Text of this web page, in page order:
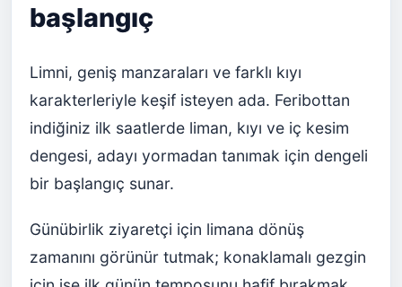
başlangıç
Limni, geniş manzaraları ve farklı kıyı
karakterleriyle keşif isteyen ada. Feribottan
indiğiniz ilk saatlerde liman, kıyı ve iç kesim
dengesi, adayı yormadan tanımak için dengeli
bir başlangıç sunar.
Günübirlik ziyaretçi için limana dönüş
zamanını görünür tutmak; konaklamalı gezgin